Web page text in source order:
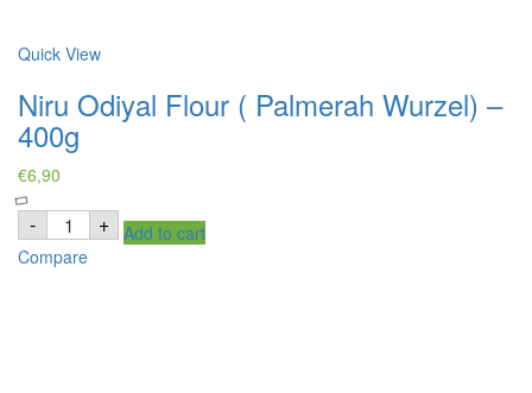
Quick View
Niru Odiyal Flour ( Palmerah Wurzel) –
400g
€6,90
- Niru
Odiyal
Flour
(
+ Add to cart
Compare